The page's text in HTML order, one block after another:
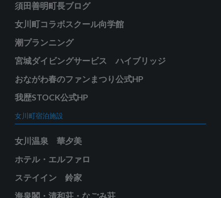
須田善明町長ブログ
女川町コラボスクール向学館
潮プランニング
宮城ダイビングサービス ハイブリッジ
おながわ春のファンまつり公式HP
我歴STOCK公式HP
女川町宿泊施設
女川温泉 華夕美
ホテル・エルファロ
ステイイン 鈴家
海泉閣・清和荘・なごみ荘